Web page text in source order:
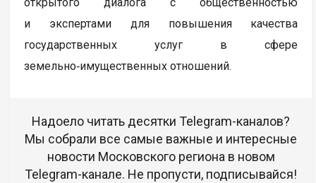
и экспертами для повышения качества
государственных услуг в сфере
земельно‑имущественных отношений.
Надоело читать десятки Telegram-каналов?
Мы собрали все самые важные и интересные
новости Московского региона в новом
Telegram-канале. Не пропусти, подписывайся!